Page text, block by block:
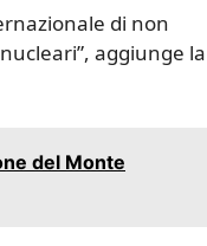
di non
aggiunge la
del Monte